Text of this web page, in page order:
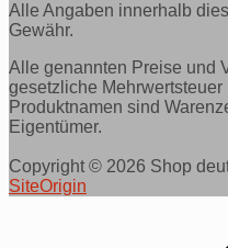
Alle Angaben innerhalb
Gewähr.
Alle genannten Preise und
gesetzliche Mehrwertsteuer
Produktnamen sind
Eigentümer.
Copyright © 2026 Shop
SiteOrigin